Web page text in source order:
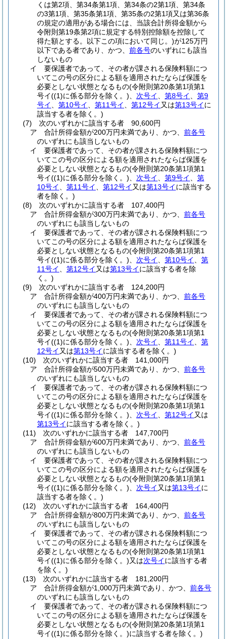
くは第2項、第34条第1項、第34条の2第1項、第34条
の3第1項、第35条第1項、第35条の2第1項又は第36条
の規定の適用がある場合には、当該合計所得金額から
令附則第19条第2項に規定する特別控除額を控除して
得た額とする。以下この項において同じ。)が125万円
以下である者であり、かつ、 前各号のいずれにも該当
しないもの
イ
要保護者であって、その者が課される保険料額につ
いてこの号の区分による額を適用されたならば保護を
必要としない状態となるもの(令附則第20条第1項第1
号イ((1)に係る部分を除く。) 次号イ 第8号イ
第9
号イ
第10号イ 第11号イ 第12号イ 又は第13号イに
該当する者を除く。)
(7)
次のいずれかに該当する者 90,600円
ア
合計所得金額が200万円未満であり、かつ、 前各号
のいずれにも該当しないもの
イ
要保護者であって、その者が課される保険料額につ
いてこの号の区分による額を適用されたならば保護を
必要としない状態となるもの(令附則第20条第1項第1
号イ((1)に係る部分を除く。) 次号イ 第9号イ
第
10号イ
第11号イ 第12号イ 又は第13号イに該当する
者を除く。)
(8)
次のいずれかに該当する者 107,400円
ア
合計所得金額が300万円未満であり、かつ、 前各号
のいずれにも該当しないもの
イ
要保護者であって、その者が課される保険料額につ
いてこの号の区分による額を適用されたならば保護を
必要としない状態となるもの(令附則第20条第1項第1
号イ((1)に係る部分を除く。) 次号イ 第10号イ
第
11号イ
第12号イ 又は第13号イに該当する者を除
く。)
(9)
次のいずれかに該当する者 124,200円
ア
合計所得金額が400万円未満であり、かつ、 前各号
のいずれにも該当しないもの
イ
要保護者であって、その者が課される保険料額につ
いてこの号の区分による額を適用されたならば保護を
必要としない状態となるもの(令附則第20条第1項第1
号イ((1)に係る部分を除く。) 次号イ 第11号イ
第
12号イ 又は第13号イに該当する者を除く。)
(10)
次のいずれかに該当する者 141,000円
ア
合計所得金額が500万円未満であり、かつ、 前各号
のいずれにも該当しないもの
イ
要保護者であって、その者が課される保険料額につ
いてこの号の区分による額を適用されたならば保護を
必要としない状態となるもの(令附則第20条第1項第1
号イ((1)に係る部分を除く。) 次号イ 第12号イ 又は
第13号イに該当する者を除く。)
(11)
次のいずれかに該当する者 147,700円
ア
合計所得金額が600万円未満であり、かつ、 前各号
のいずれにも該当しないもの
イ
要保護者であって、その者が課される保険料額につ
いてこの号の区分による額を適用されたならば保護を
必要としない状態となるもの(令附則第20条第1項第1
号イ((1)に係る部分を除く。) 次号イ 又は第13号イに
該当する者を除く。)
(12)
次のいずれかに該当する者 164,400円
ア
合計所得金額が800万円未満であり、かつ、 前各号
のいずれにも該当しないもの
イ
要保護者であって、その者が課される保険料額につ
いてこの号の区分による額を適用されたならば保護を
必要としない状態となるもの(令附則第20条第1項第1
号イ((1)に係る部分を除く。)又は次号イに該当する者
を除く。)
(13)
次のいずれかに該当する者 181,200円
ア
合計所得金額が1,000万円未満であり、かつ、 前各号
のいずれにも該当しないもの
イ
要保護者であって、その者が課される保険料額につ
いてこの号の区分による額を適用されたならば保護を
必要としない状態となるもの(令附則第20条第1項第1
号イ((1)に係る部分を除く。)に該当する者を除く。)